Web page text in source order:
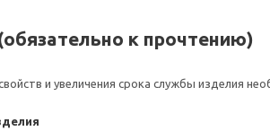
к прочтению)
и увеличения срока службы изделия